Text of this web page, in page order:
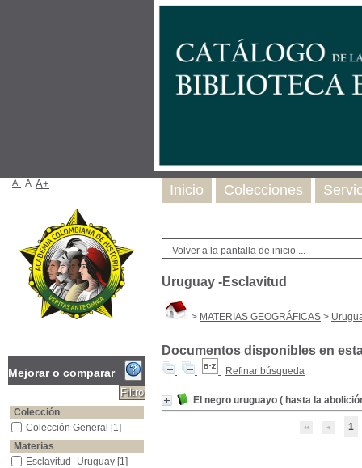
Volver a la pantalla de inicio ...
Uruguay -Esclavitud
> MATERIAS GEOGRÁFICAS >
Documentos disponibles en
Refinar búsqueda
El negro uruguayo ( hasta la
1
Inicio Colecciones
A- A A+
Mejorar o comparar
Colección
Colección General
Colección General [1]
Materias
Esclavitud -Uruguay
Esclavitud -Uruguay [1]